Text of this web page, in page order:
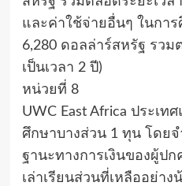
และค่าใช้จ่ายอื่นๆ ในการ
6,280 ดอลล่าร์สหรัฐ รวม
เป็นเวลา 2 ปี)
หน่วยที่ 8
UWC East Africa ประเท
ศึกษาบางส่วน 1 ทุน โดย
ฐานะทางการเงินของผู้ป
เล่าเรียนส่วนที่เหลืออย่าง